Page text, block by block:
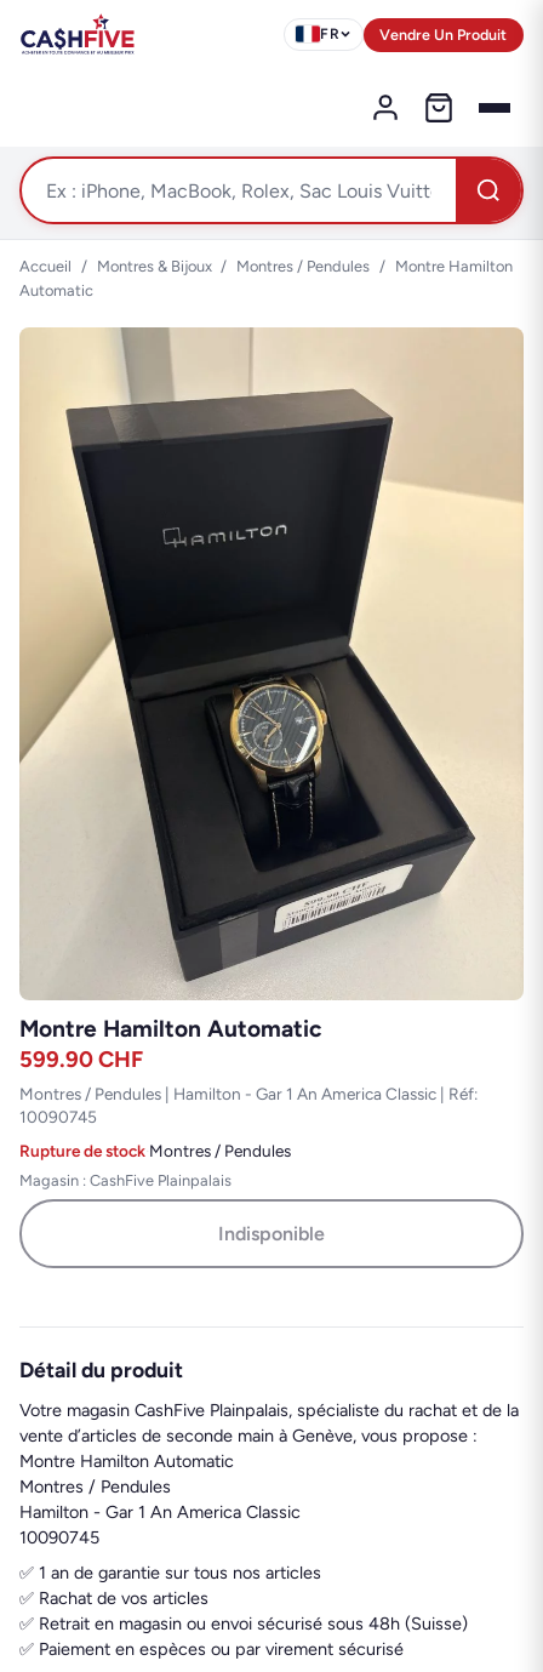
FR Vendre Un Produit
Accueil / Montres & Bijoux / Montres / Pendules /
Montre Hamilton
Automatic
Montre Hamilton Automatic
599.90CHF
Montres / Pendules | Hamilton - Gar 1 An America Classic | Réf:
10090745
Rupture de stock·Montres / Pendules
Magasin : CashFive Plainpalais
Indisponible
Détail du produit
Votre magasin CashFive Plainpalais, spécialiste du rachat et de la
vente d’articles de seconde main à Genève, vous propose :
Montre Hamilton Automatic
Montres / Pendules
Hamilton - Gar 1 An America Classic
10090745
✅ 1 an de garantie sur tous nos articles
✅ Rachat de vos articles
✅ Retrait en magasin ou envoi sécurisé sous 48h (Suisse)
✅ Paiement en espèces ou par virement sécurisé